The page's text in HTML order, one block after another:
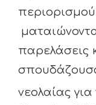
παρελάσεις
νεολαίας